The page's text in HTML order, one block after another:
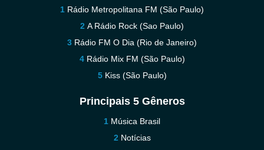
Rádio Metropolitana FM (São Paulo)
A Rádio Rock (Sao Paulo)
Rádio FM O Dia (Rio de Janeiro)
Rádio Mix FM (São Paulo)
Kiss (São Paulo)
Principais 5 Gêneros
Música Brasil
Notícias